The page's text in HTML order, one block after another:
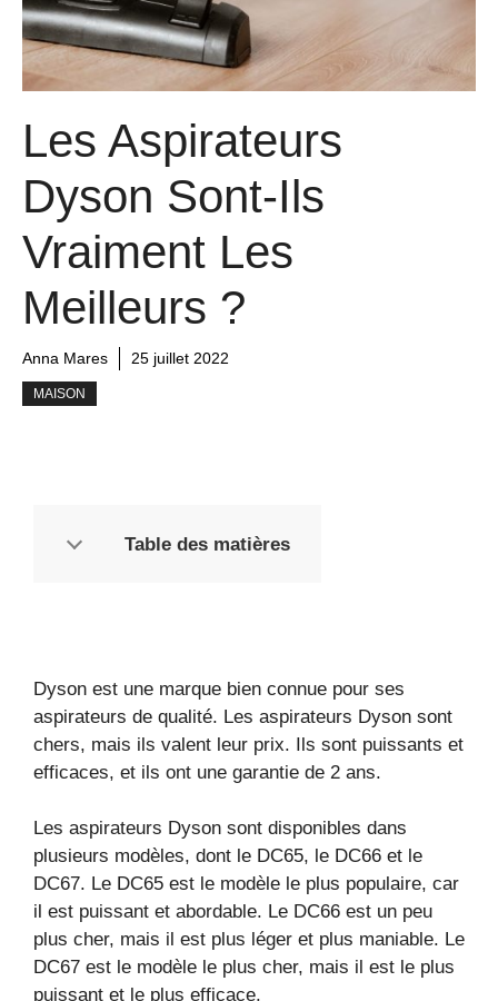
Les Aspirateurs
Dyson Sont-Ils
Vraiment Les
Meilleurs ?
Anna Mares 25 juillet 2022
MAISON
Table des matières
Dyson est une marque bien connue pour ses
aspirateurs de qualité. Les aspirateurs Dyson sont
chers, mais ils valent leur prix. Ils sont puissants et
efficaces, et ils ont une garantie de 2 ans.
Les aspirateurs Dyson sont disponibles dans
plusieurs modèles, dont le DC65, le DC66 et le
DC67. Le DC65 est le modèle le plus populaire, car
il est puissant et abordable. Le DC66 est un peu
plus cher, mais il est plus léger et plus maniable. Le
DC67 est le modèle le plus cher, mais il est le plus
puissant et le plus efficace.